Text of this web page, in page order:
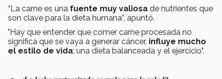
“La carne es una fuente muy valiosa de nutrientes que
son clave para la dieta humana”, apuntó.
"Hay que entender que comer carne procesada no
significa que se vaya a generar cáncer, influye mucho
el estilo de vida; una dieta balanceada y el ejercicio".